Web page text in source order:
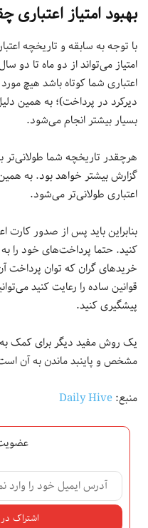
بهبود امتیاز
با توجه به سابقه و تاریخچه
امتیاز می‌تواند از دو ماه تا
اعتباری شما کوتاه باشد هیچ
دیرکرد در پرداخت)؛ به همین
بسیار بیشتر انجام می‌شود.
هرچقدر تاریخچه شما طولانی‌تر
گزارش بیشتر خواهد بود. به همین
اعتباری طولانی‌تر می‌شود.
بنابراین باید پس از صدور کارت
کنید. حتما پرداخت‌های خود را
خریدهای گران که توان پرداخت
پیشگیری کنید.
یک روش‌ مفید دیگر برای کمک به
مشخص و پاینبد ماندن به آن
منبع:Daily Hive